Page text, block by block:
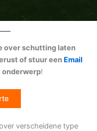
over schutting laten
of stuur een Email
onderwerp!
verscheidene type